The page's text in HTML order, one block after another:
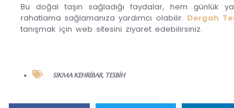
Bu doğal taşın sağladığı faydalar, hem günlük
rahatlama sağlamanıza yardımcı olabilir. Dergah
tanışmak için web sitesini ziyaret edebilirsiniz.
SIKMA KEHRIBAR, TESBIH